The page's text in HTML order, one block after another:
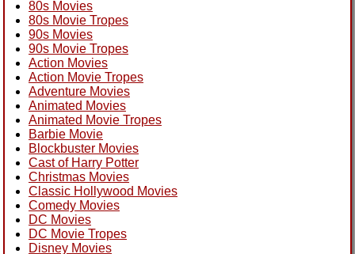
80s Movies
80s Movie Tropes
90s Movies
90s Movie Tropes
Action Movies
Action Movie Tropes
Adventure Movies
Animated Movies
Animated Movie Tropes
Barbie Movie
Blockbuster Movies
Cast of Harry Potter
Christmas Movies
Classic Hollywood Movies
Comedy Movies
DC Movies
DC Movie Tropes
Disney Movies